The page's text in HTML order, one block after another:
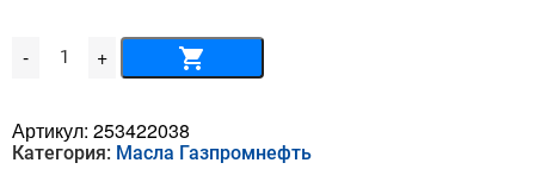
- Количество
товара
HVLP-
22
205л
+
Артикул: 253422038
Категория: Масла Газпромнефть